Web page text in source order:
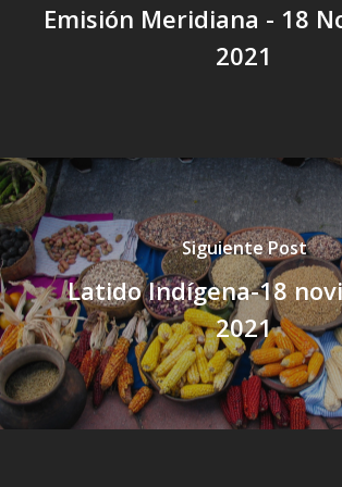
Emisión Meridiana - 18
2021
Siguiente Post
Latido Indígena-18
2021